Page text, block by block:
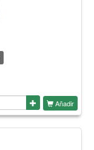
Añadir